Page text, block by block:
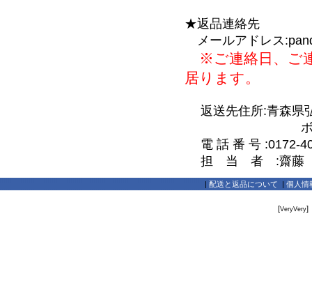
★返品連絡先
メールアドレス
※ご連絡日、ご
居ります。
返送先住所:青森県
ボワヴェ
電 話 番 号 :0172-
担 当 者 :齋藤
| 配送と返品について | 個人情
[VeryVery]